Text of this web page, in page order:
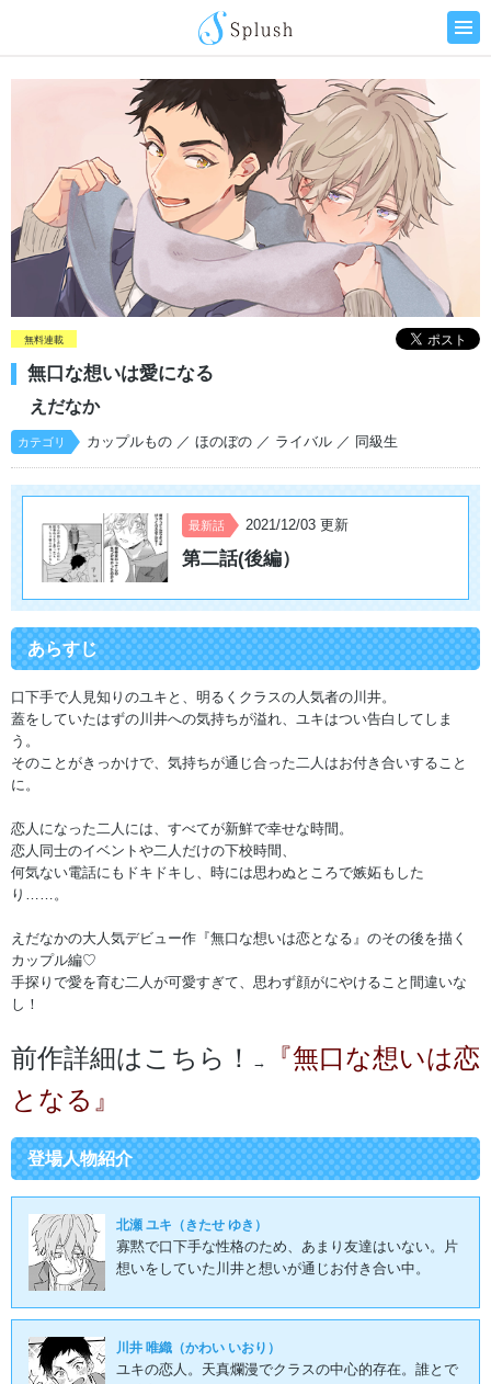
無料連載
無口な想いは愛になる
えだなか
カテゴリ カップルもの ／ ほのぼの ／ ライバル ／ 同級生
最新話 2021/12/03 更新
第二話(後編）
あらすじ
口下手で人見知りのユキと、明るくクラスの人気者の川井。
蓋をしていたはずの川井への気持ちが溢れ、ユキはつい告白してしま
う。
そのことがきっかけで、気持ちが通じ合った二人はお付き合いすること
に。
恋人になった二人には、すべてが新鮮で幸せな時間。
恋人同士のイベントや二人だけの下校時間、
何気ない電話にもドキドキし、時には思わぬところで嫉妬もした
り……。
えだなかの大人気デビュー作『無口な想いは恋となる』のその後を描く
カップル編♡
手探りで愛を育む二人が可愛すぎて、思わず顔がにやけること間違いな
し！
前作詳細はこちら！ →
『無口な想いは恋
となる』
登場人物紹介
北瀬 ユキ（きたせ ゆき）
寡黙で口下手な性格のため、あまり友達はいない。片
想いをしていた川井と想いが通じお付き合い中。
川井 唯織（かわい いおり）
ユキの恋人。天真爛漫でクラスの中心的存在。誰とで